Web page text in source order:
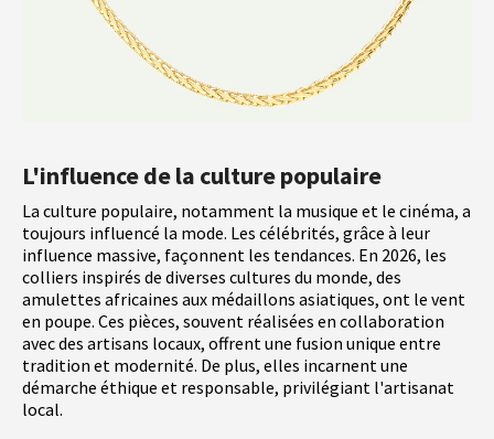
L'influence de la culture populaire
La culture populaire, notamment la musique et le cinéma, a
toujours influencé la mode. Les célébrités, grâce à leur
influence massive, façonnent les tendances. En 2026, les
colliers inspirés de diverses cultures du monde, des
amulettes africaines aux médaillons asiatiques, ont le vent
en poupe. Ces pièces, souvent réalisées en collaboration
avec des artisans locaux, offrent une fusion unique entre
tradition et modernité. De plus, elles incarnent une
démarche éthique et responsable, privilégiant l'artisanat
local.